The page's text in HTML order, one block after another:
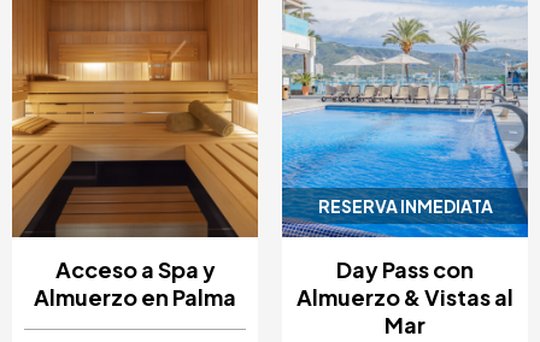
Acceso a Spa y
Almuerzo en Palma
RESERVA INMEDIATA
Day Pass con
Almuerzo & Vistas al
Mar